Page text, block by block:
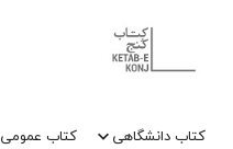
کتاب دانشگاهی کتاب عمومی